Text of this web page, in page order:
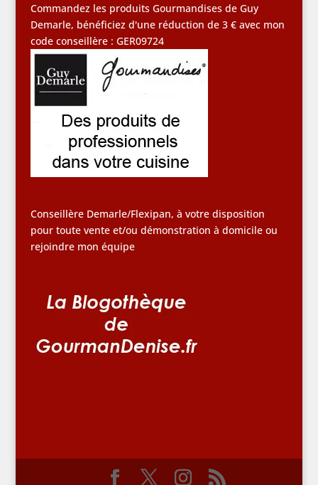
Commandez les produits Gourmandises de Guy
Demarle, bénéficiez d'une réduction de 3 € avec mon
code conseillère : GER09724
Conseillère Demarle/Flexipan, à votre disposition
pour toute vente et/ou démonstration à domicile ou
rejoindre mon équipe